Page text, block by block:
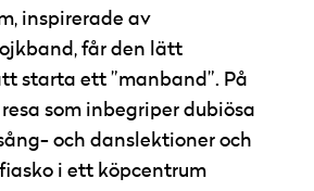
inspirerade av
får den lätt
starta ett ”manband”. På
som inbegriper dubiösa
och danslektioner och
i ett köpcentrum